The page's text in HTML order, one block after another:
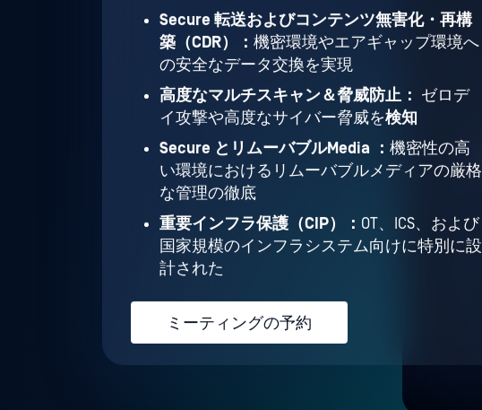
Secure 転送およびコンテンツ無害化・再構
築（CDR）： 機密環境やエアギャップ環境へ
の安全なデータ交換を実現
高度なマルチスキャン＆脅威防止： ゼロデ
イ攻撃や高度なサイバー脅威を検知
Secure とリムーバブルMedia ： 機密性の高
い環境におけるリムーバブルメディアの厳格
な管理の徹底
重要インフラ保護（CIP）： OT、ICS、および
国家規模のインフラシステム向けに特別に設
計された
ミーティングの予約